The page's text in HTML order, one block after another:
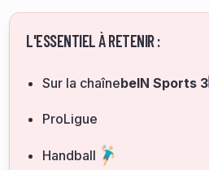
L'ESSENTIEL À RETENIR :
Sur la chaînebeIN Sports 3
ProLigue
Handball